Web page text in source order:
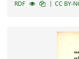
RDF
| CC BY-